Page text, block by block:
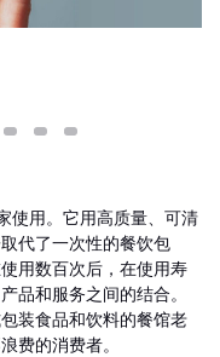
使用。它用高质量、可清
代了一次性的餐饮包
用数百次后，在使用寿
品和服务之间的结合。
装食品和饮料的餐馆老
费的消费者。